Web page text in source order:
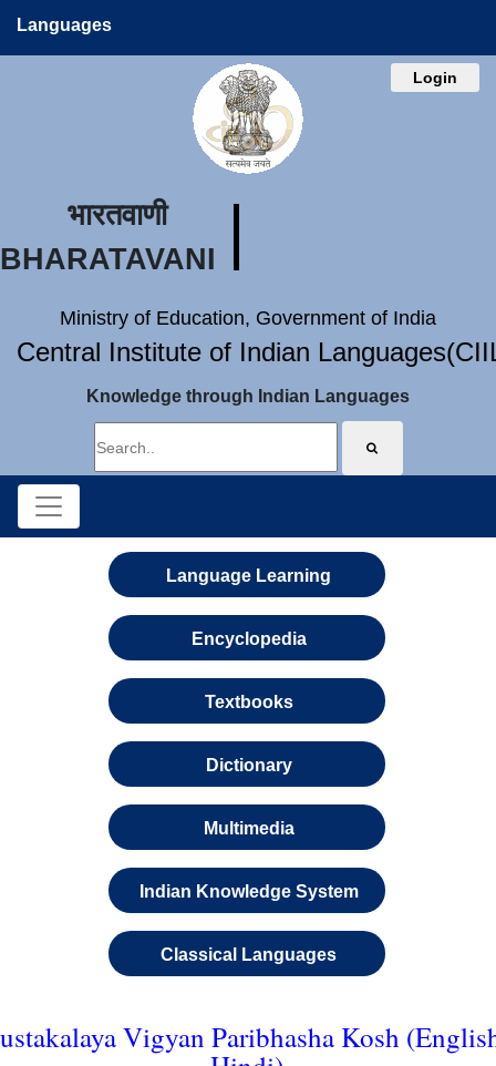
Languages
Login
भारतवाणी
BHARATAVANI
Ministry of Education, Government of India
Central Institute of Indian
Knowledge through Indian Languages
Language Learning
Encyclopedia
Textbooks
Dictionary
Multimedia
Indian Knowledge System
Classical Languages
Vigyan Paribhasha Kosh